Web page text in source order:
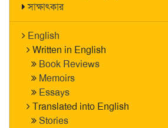
সাক্ষাৎকার
English
Written in English
Book Reviews
Memoirs
Essays
Translated into English
Stories